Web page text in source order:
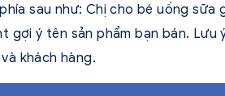
sau như: Chị cho bé uống sữa
gợi ý tên sản phẩm bạn bán. Lưu
khách hàng.